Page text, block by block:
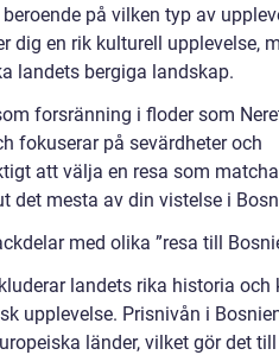
på vilken typ av
dig en rik kulturell upplevelse,
landets bergiga landskap.
forsränning i floder som
fokuserar på sevärdheter och
att välja en resa som
det mesta av din vistelse i
med olika ”resa till
landets rika historia och
upplevelse. Prisnivån i
länder, vilket gör det